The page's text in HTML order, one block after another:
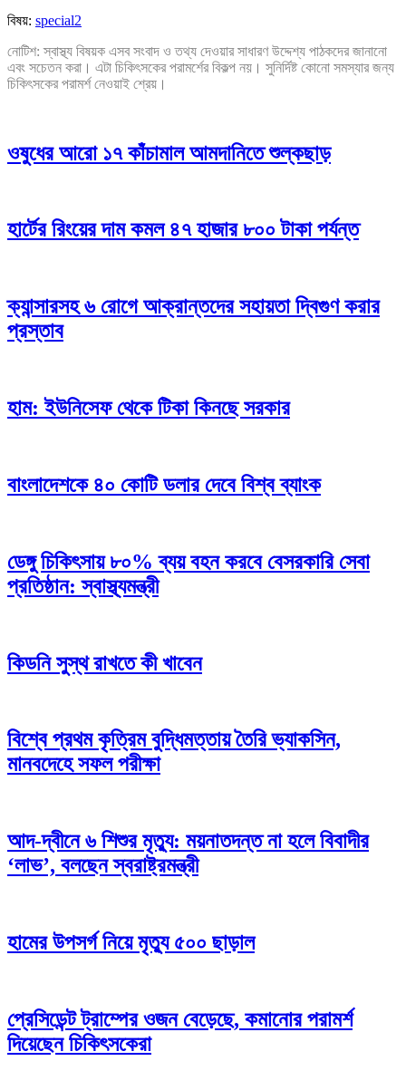
বিষয়: special2
নোটিশ: স্বাস্থ্য বিষয়ক এসব সংবাদ ও তথ্য দেওয়ার সাধারণ উদ্দেশ্য পাঠকদের জানানো
এবং সচেতন করা। এটা চিকিৎসকের পরামর্শের বিকল্প নয়। সুনির্দিষ্ট কোনো সমস্যার জন্য
চিকিৎসকের পরামর্শ নেওয়াই শ্রেয়।
ওষুধের আরো ১৭ কাঁচামাল আমদানিতে শুল্কছাড়
হার্টের রিংয়ের দাম কমল ৪৭ হাজার ৮০০ টাকা পর্যন্ত
ক্যান্সারসহ ৬ রোগে আক্রান্তদের সহায়তা দ্বিগুণ করার
প্রস্তাব
হাম: ইউনিসেফ থেকে টিকা কিনছে সরকার
বাংলাদেশকে ৪০ কোটি ডলার দেবে বিশ্ব ব্যাংক
ডেঙ্গু চিকিৎসায় ৮০% ব্যয় বহন করবে বেসরকারি সেবা
প্রতিষ্ঠান: স্বাস্থ্যমন্ত্রী
কিডনি সুস্থ রাখতে কী খাবেন
বিশ্বে প্রথম কৃত্রিম বুদ্ধিমত্তায় তৈরি ভ্যাকসিন,
মানবদেহে সফল পরীক্ষা
আদ-দ্বীনে ৬ শিশুর মৃত্যু: ময়নাতদন্ত না হলে বিবাদীর
‘লাভ’, বলছেন স্বরাষ্ট্রমন্ত্রী
হামের উপসর্গ নিয়ে মৃত্যু ৫০০ ছাড়াল
প্রেসিডেন্ট ট্রাম্পের ওজন বেড়েছে, কমানোর পরামর্শ
দিয়েছেন চিকিৎসকেরা